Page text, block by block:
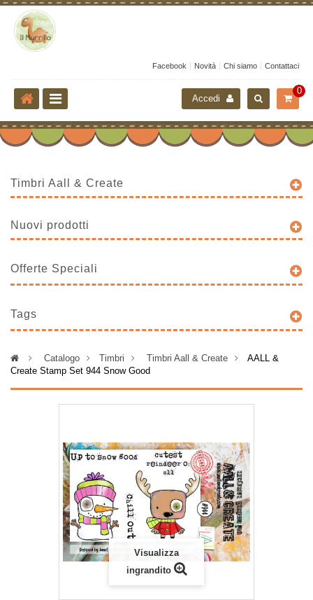
Facebook Novità Chi siamo Contattaci
0
Accedi
Timbri Aall & Create
Nuovi prodotti
Offerte Speciali
Tags
> Catalogo > Timbri > Timbri Aall & Create >
AALL &
Create Stamp Set 944 Snow Good
Visualizza
ingrandito